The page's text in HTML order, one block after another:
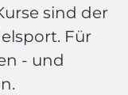
sind der
Für
- und